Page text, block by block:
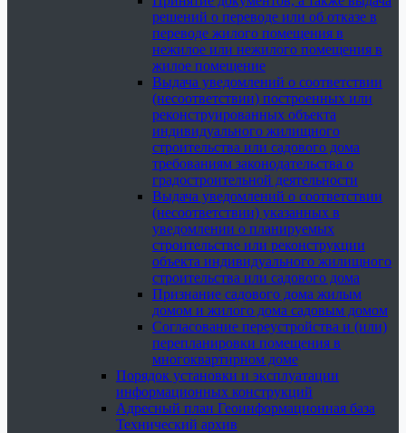
решений о переводе или об отказе в
переводе жилого помещения в
нежилое или нежилого помещения в
жилое помещение
Выдача уведомлений о соответствии
(несоответствии) построенных или
реконструированных объекта
индивидуального жилищного
строительства или садового дома
требованиям законодательства о
градостроительной деятельности
Выдача уведомлений о соответствии
(несоответствии) указанных в
уведомлении о планируемых
строительстве или реконструкции
объекта индивидуального жилищного
строительства или садового дома
Признание садового дома жилым
домом и жилого дома садовым домом
Согласование переустройства и (или)
перепланировки помещения в
многоквартирном доме
Порядок установки и эксплуатации
информационных конструкций
Адресный план Геоинформационная база
Технический архив